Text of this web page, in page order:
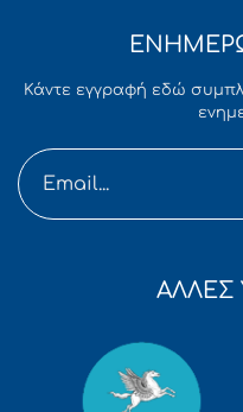
Κάντε εγγραφή εδώ
ΑΛΛΕΣ